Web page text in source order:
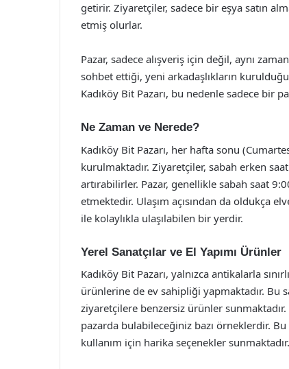
getirir. Ziyaretçiler, sadece bir eşya satın
etmiş olurlar.
Pazar, sadece alışveriş için değil, aynı
sohbet ettiği, yeni arkadaşlıkların
Kadıköy Bit Pazarı, bu nedenle sadece bir
Ne Zaman ve Nerede?
Kadıköy Bit Pazarı, her hafta sonu
kurulmaktadır. Ziyaretçiler, sabah erken
artırabilirler. Pazar, genellikle sabah saat
etmektedir. Ulaşım açısından da oldukça
ile kolaylıkla ulaşılabilen bir yerdir.
Yerel Sanatçılar ve El Yapımı Ürünler
Kadıköy Bit Pazarı, yalnızca antikalarla
ürünlerine de ev sahipliği yapmaktadır. Bu
ziyaretçilere benzersiz ürünler
pazarda bulabileceğiniz bazı örneklerdir.
kullanım için harika seçenekler sunmaktadır.